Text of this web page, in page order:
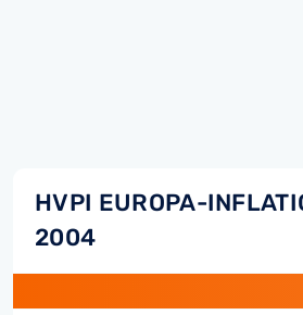
HVPI EUROPA-
2004